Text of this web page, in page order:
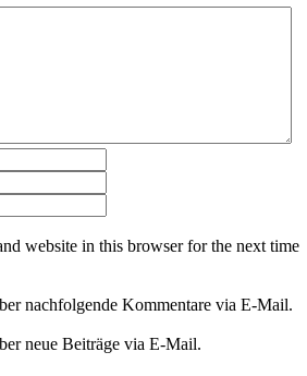
website in this browser for the next time
nachfolgende Kommentare via E-Mail.
neue Beiträge via E-Mail.